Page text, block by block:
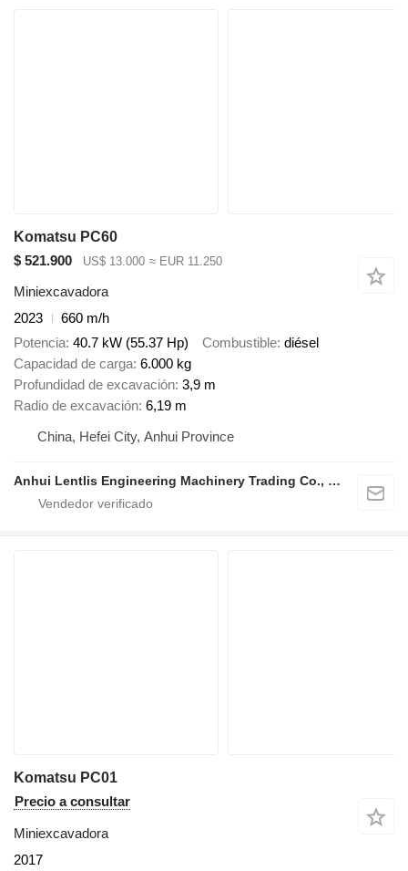
Komatsu PC60
$ 521.900
US$ 13.000 ≈ EUR 11.250
Miniexcavadora
2023
660 m/h
Potencia 40.7 kW (55.37 Hp) Combustible diésel
Capacidad de carga 6.000 kg
Profundidad de excavación 3,9 m
Radio de excavación 6,19 m
China, Hefei City, Anhui Province
Anhui Lentlis Engineering Machinery Trading Co., Ltd.
Komatsu PC01
Precio a consultar
Miniexcavadora
2017